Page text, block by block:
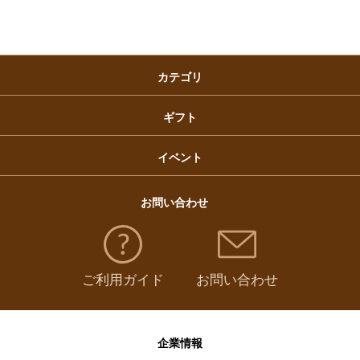
カテゴリ
ギフト
イベント
福袋
お問い合わせ
ご利用ガイド お問い合わせ
企業情報